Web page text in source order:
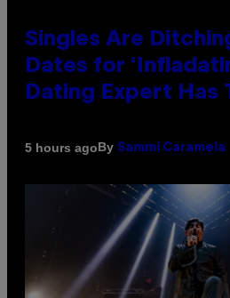
Singles Are
Dates for
Dating Expert Has
5 hours agoBy Sammi Caramela